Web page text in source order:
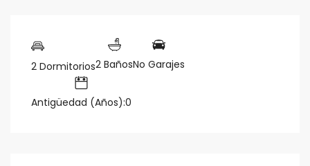
2 Dormitorios2 BañosNo Garajes
Antigüedad (Años):0